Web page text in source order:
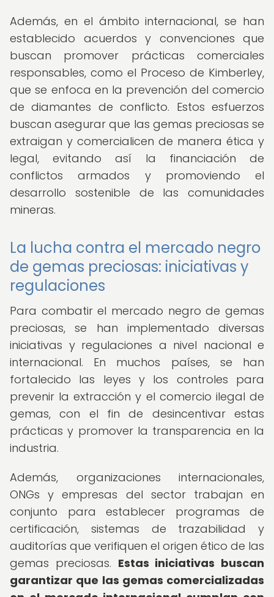
Además, en el ámbito internacional, se han
establecido acuerdos y convenciones que
buscan promover prácticas comerciales
responsables, como el Proceso de Kimberley,
que se enfoca en la prevención del comercio
de diamantes de conflicto. Estos esfuerzos
buscan asegurar que las gemas preciosas se
extraigan y comercialicen de manera ética y
legal, evitando así la financiación de
conflictos armados y promoviendo el
desarrollo sostenible de las comunidades
mineras.
La lucha contra el mercado negro
de gemas preciosas: iniciativas y
regulaciones
Para combatir el mercado negro de gemas
preciosas, se han implementado diversas
iniciativas y regulaciones a nivel nacional e
internacional. En muchos países, se han
fortalecido las leyes y los controles para
prevenir la extracción y el comercio ilegal de
gemas, con el fin de desincentivar estas
prácticas y promover la transparencia en la
industria.
Además, organizaciones internacionales,
ONGs y empresas del sector trabajan en
conjunto para establecer programas de
certificación, sistemas de trazabilidad y
auditorías que verifiquen el origen ético de las
gemas preciosas. Estas iniciativas buscan
garantizar que las gemas comercializadas